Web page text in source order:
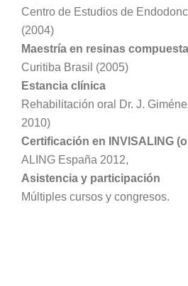
Centro de Estudios de
(2004)
Maestría en resinas
Curitiba Brasil (2005)
Estancia clínica
Rehabilitación oral Dr. J.
2010)
Certificación en INVISALING
ALING España 2012,
Asistencia y participación
Múltiples cursos y congresos.